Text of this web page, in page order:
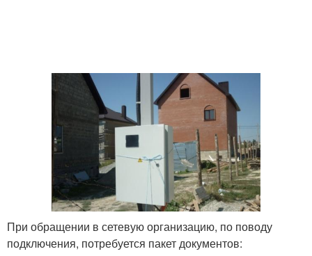
При обращении в сетевую организацию, по поводу
подключения, потребуется пакет документов: